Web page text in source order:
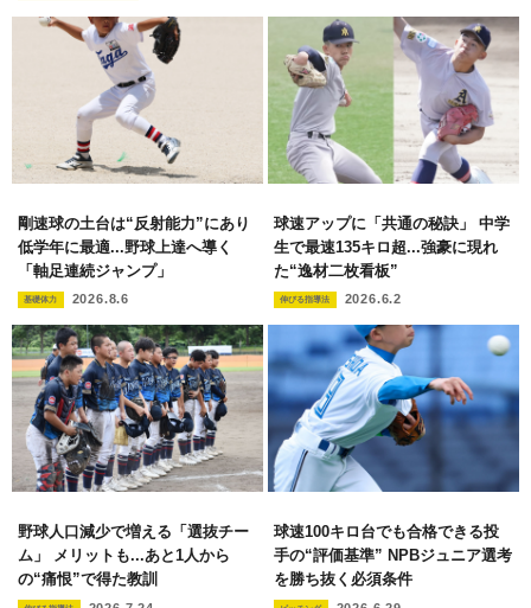
剛速球の土台は“反射能力”にあり
低学年に最適...野球上達へ導く
「軸足連続ジャンプ」
基礎体力 2026.8.6
球速アップに「共通の秘訣」 中学
生で最速135キロ超...強豪に現れ
た“逸材二枚看板”
伸びる指導法 2026.6.2
野球人口減少で増える「選抜チー
ム」 メリットも...あと1人から
の“痛恨”で得た教訓
球速100キロ台でも合格できる投
手の“評価基準” NPBジュニア選考
を勝ち抜く必須条件